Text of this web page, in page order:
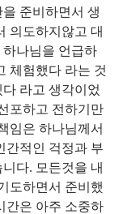
준비하면서 생
의도하지않고 대
나님을 언급하
체험했다 라는 것
라고 생각이었
포하고 전하기만
임은 하나님께서
간적인 걱정과 부
다. 모든것을 내
도하면서 준비했
간은 아주 소중하